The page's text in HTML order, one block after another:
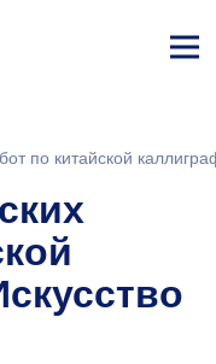
ине
по китайской